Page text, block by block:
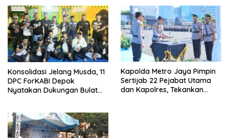
Konsolidasi Jelang Musda, 11
DPC ForKABI Depok
Nyatakan Dukungan Bulat
Kapolda Metro Jaya Pimpin
Sertijab 22 Pejabat Utama
dan Kapolres, Tekankan